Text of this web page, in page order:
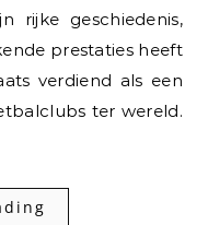
rijke geschiedenis,
prestaties heeft
verdiend als een
ter wereld.